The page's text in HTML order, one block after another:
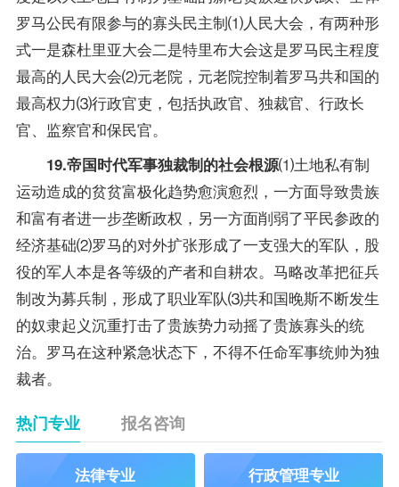
罗马公民有限参与的寡头民主制⑴人民大会，有两种形
式一是森杜里亚大会二是特里布大会这是罗马民主程度
最高的人民大会⑵元老院，元老院控制着罗马共和国的
最高权力⑶行政官吏，包括执政官、独裁官、行政长
官、监察官和保民官。
19.帝国时代军事独裁制的社会根源⑴土地私有制
运动造成的贫贫富极化趋势愈演愈烈，一方面导致贵族
和富有者进一步垄断政权，另一方面削弱了平民参政的
经济基础⑵罗马的对外扩张形成了一支强大的军队，股
役的军人本是各等级的产者和自耕农。马略改革把征兵
制改为募兵制，形成了职业军队⑶共和国晚斯不断发生
的奴隶起义沉重打击了贵族势力动摇了贵族寡头的统
治。罗马在这种紧急状态下，不得不任命军事统帅为独
裁者。
热门专业 报名咨询
法律专业 行政管理专业